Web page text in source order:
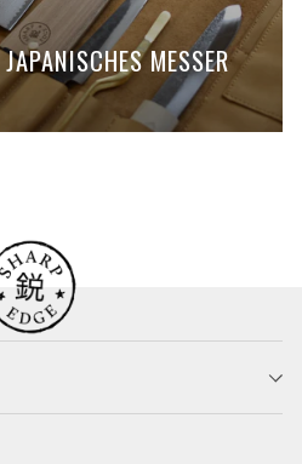
MESSER